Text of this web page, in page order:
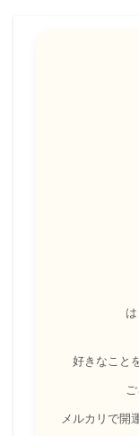
好きなこと
メルカリで開